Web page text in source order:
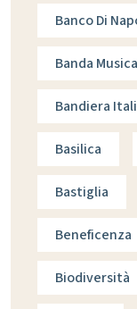
Banco Di
Banda
Bandiera
Basilica
Bastiglia
Beneficenza
Biodiversità